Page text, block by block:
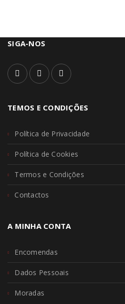
SIGA-NOS
TEMOS E CONDIÇÕES
Política de Privacidade
Política de Cookies
Termos e Condições
Contactos
A MINHA CONTA
Encomendas
Dados Pessoais
Moradas